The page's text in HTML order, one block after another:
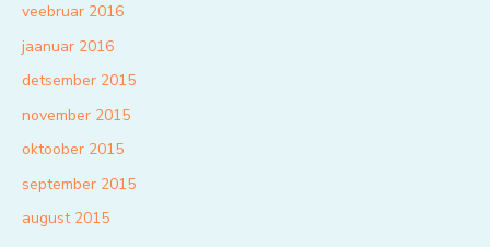
veebruar 2016
jaanuar 2016
detsember 2015
november 2015
oktoober 2015
september 2015
august 2015